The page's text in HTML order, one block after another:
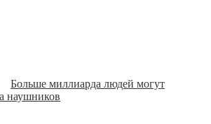
Больше миллиарда людей могут
наушников